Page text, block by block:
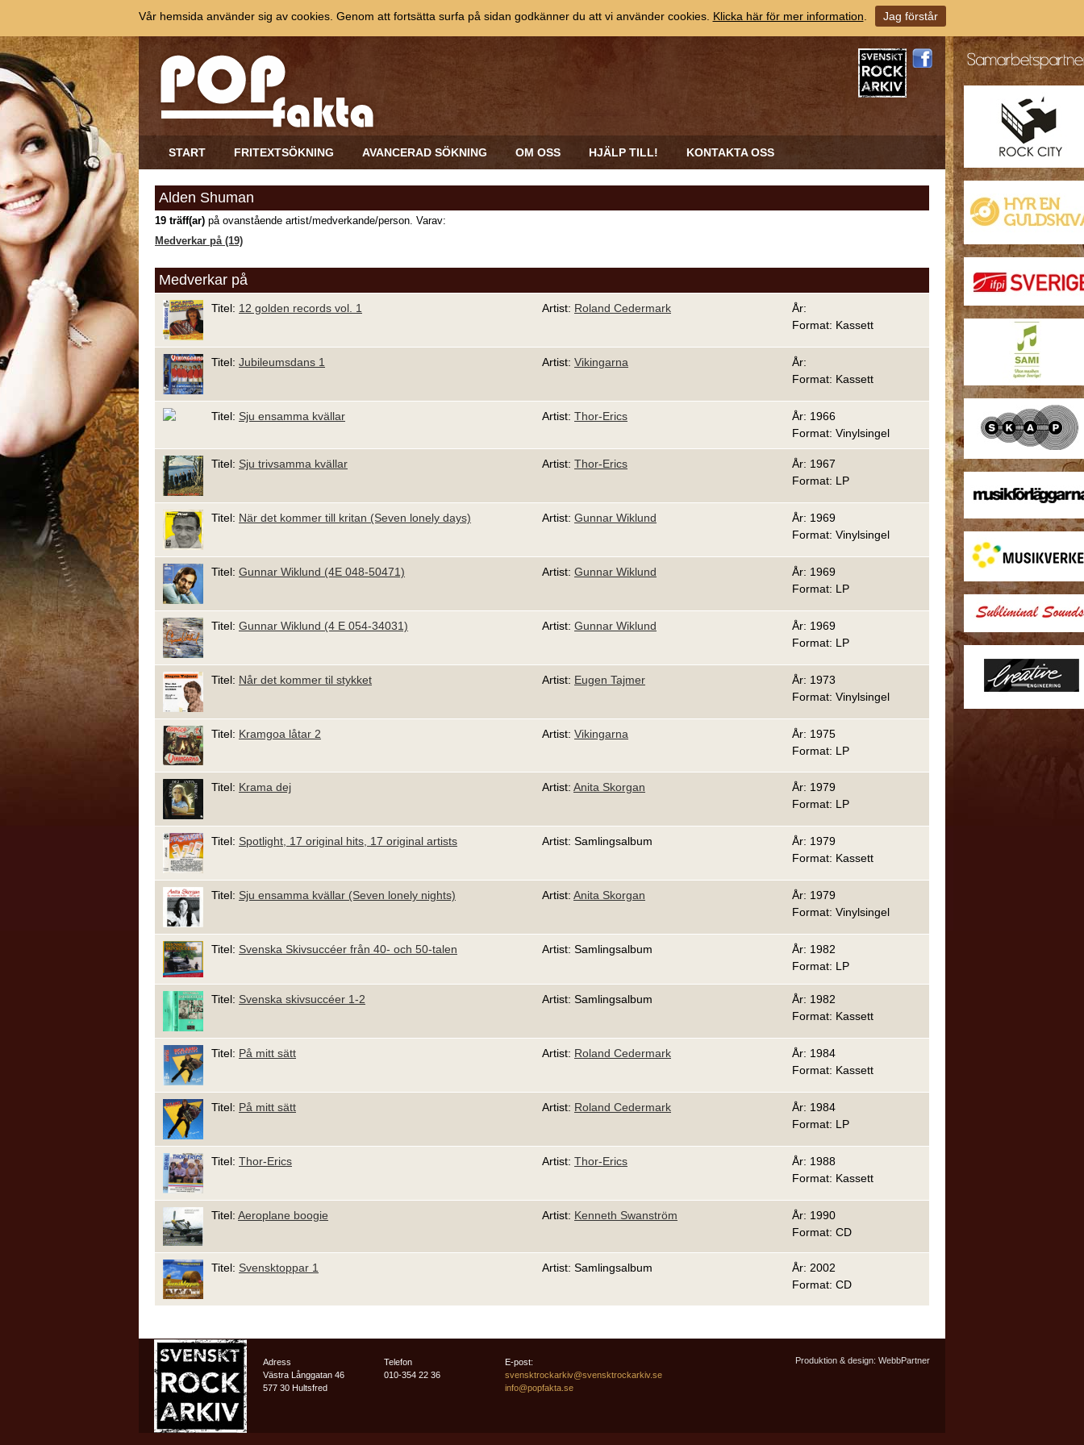
START FRITEXTSÖKNING AVANCERAD SÖKNING OM OSS HJÄLP TILL! KONTAKTA OSS
Alden Shuman
19 träff(ar) på ovanstående artist/medverkande/person. Varav:
Medverkar på (19)
Medverkar på
Titel: 12 golden records vol. 1 Artist: Roland Cedermark
År:
Format: Kassett
Titel: Jubileumsdans 1 Artist: Vikingarna
År:
Format: Kassett
Titel: Sju ensamma kvällar Artist: Thor-Erics
År: 1966
Format: Vinylsingel
Titel: Sju trivsamma kvällar Artist: Thor-Erics
År: 1967
Format: LP
Titel: När det kommer till kritan (Seven lonely days) Artist: Gunnar Wiklund
År: 1969
Format: Vinylsingel
Titel: Gunnar Wiklund (4E 048-50471) Artist: Gunnar Wiklund
År: 1969
Format: LP
Titel: Gunnar Wiklund (4 E 054-34031) Artist: Gunnar Wiklund
År: 1969
Format: LP
Titel: Når det kommer til stykket Artist: Eugen Tajmer
År: 1973
Format: Vinylsingel
Titel: Kramgoa låtar 2 Artist: Vikingarna
År: 1975
Format: LP
Titel: Krama dej Artist: Anita Skorgan
År: 1979
Format: LP
Titel: Spotlight, 17 original hits, 17 original artists Artist: Samlingsalbum
År: 1979
Format: Kassett
Titel: Sju ensamma kvällar (Seven lonely nights) Artist: Anita Skorgan
År: 1979
Format: Vinylsingel
Titel: Svenska Skivsuccéer från 40- och 50-talen Artist: Samlingsalbum
År: 1982
Format: LP
Titel: Svenska skivsuccéer 1-2 Artist: Samlingsalbum
År: 1982
Format: Kassett
Titel: På mitt sätt Artist: Roland Cedermark
År: 1984
Format: Kassett
Titel: På mitt sätt Artist: Roland Cedermark
År: 1984
Format: LP
Titel: Thor-Erics Artist: Thor-Erics
År: 1988
Format: Kassett
Titel: Aeroplane boogie Artist: Kenneth Swanström
År: 1990
Format: CD
Titel: Svensktoppar 1 Artist: Samlingsalbum
År: 2002
Format: CD
Adress
Västra Långgatan 46
577 30 Hultsfred
Telefon
010-354 22 36
E-post:
svensktrockarkiv@svensktrockarkiv.se
info@popfakta.se
Produktion & design: WebbPartner
Vår hemsida använder sig av cookies. Genom att fortsätta surfa på sidan godkänner du att vi använder cookies. Klicka här för mer information Jag förstår